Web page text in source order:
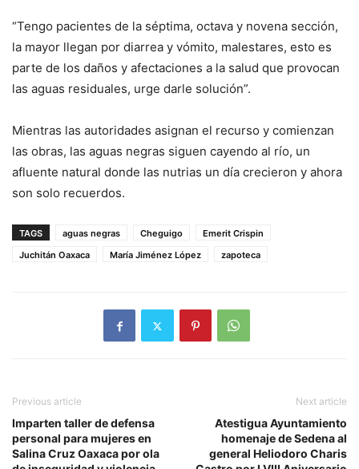
“Tengo pacientes de la séptima, octava y novena sección,
la mayor llegan por diarrea y vómito, malestares, esto es
parte de los daños y afectaciones a la salud que provocan
las aguas residuales, urge darle solución”.
Mientras las autoridades asignan el recurso y comienzan
las obras, las aguas negras siguen cayendo al río, un
afluente natural donde las nutrias un día crecieron y ahora
son solo recuerdos.
TAGS aguas negras Cheguigo
Emerit Crispin
Juchitán Oaxaca
María Jiménez López zapoteca
Previous article
Imparten taller de defensa
personal para mujeres en
Salina Cruz Oaxaca por ola
Next article
Atestigua Ayuntamiento
homenaje de Sedena al
general Heliodoro Charis